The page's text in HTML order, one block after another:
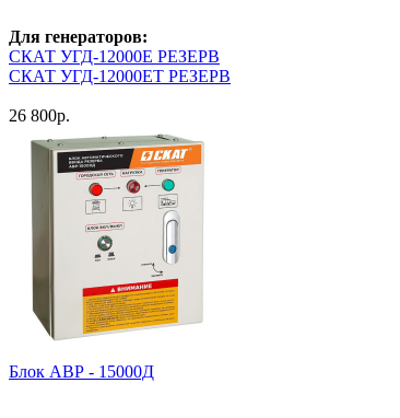
Для генераторов:
СКАТ УГД-12000E РЕЗЕРВ
СКАТ УГД-12000ET РЕЗЕРВ
26 800р.
Блок АВР - 15000Д